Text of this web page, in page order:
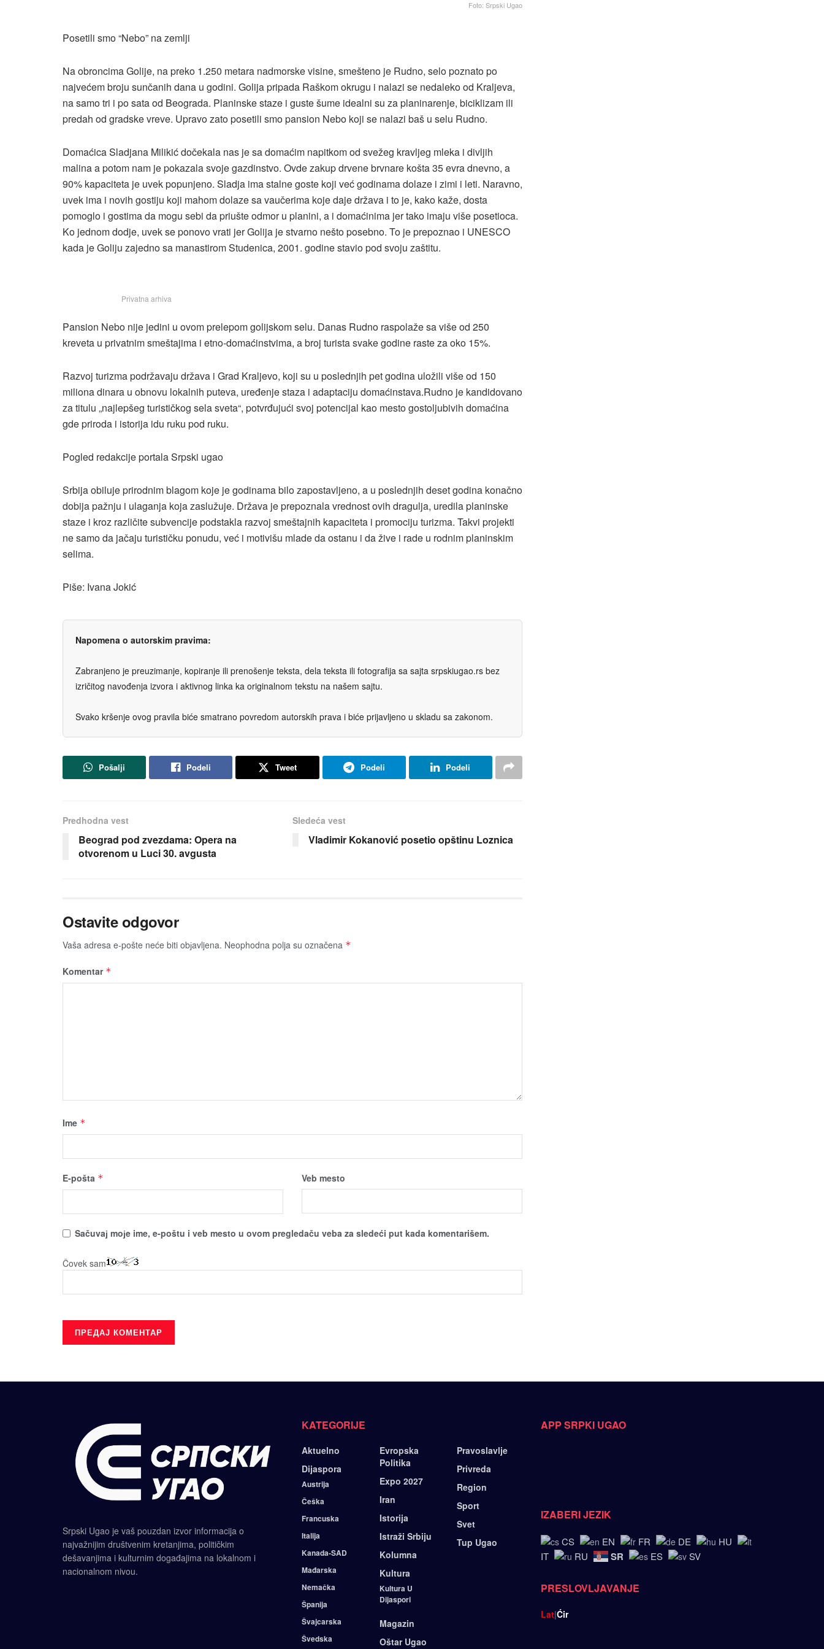
Foto: Srpski Ugao
Posetili smo “Nebo” na zemlji
Na obroncima Golije, na preko 1.250 metara nadmorske visine, smešteno je Rudno, selo poznato po
najvećem broju sunčanih dana u godini. Golija pripada Raškom okrugu i nalazi se nedaleko od Kraljeva,
na samo tri i po sata od Beograda. Planinske staze i guste šume idealni su za planinarenje, biciklizam ili
predah od gradske vreve. Upravo zato posetili smo pansion Nebo koji se nalazi baš u selu Rudno.
Domaćica Sladjana Milikić dočekala nas je sa domaćim napitkom od svežeg kravljeg mleka i divljih
malina a potom nam je pokazala svoje gazdinstvo. Ovde zakup drvene brvnare košta 35 evra dnevno, a
90% kapaciteta je uvek popunjeno. Sladja ima stalne goste koji već godinama dolaze i zimi i leti. Naravno,
uvek ima i novih gostiju koji mahom dolaze sa vaučerima koje daje država i to je, kako kaže, dosta
pomoglo i gostima da mogu sebi da priušte odmor u planini, a i domaćinima jer tako imaju više posetioca.
Ko jednom dodje, uvek se ponovo vrati jer Golija je stvarno nešto posebno. To je prepoznao i UNESCO
kada je Goliju zajedno sa manastirom Studenica, 2001. godine stavio pod svoju zaštitu.
Privatna arhiva
Pansion Nebo nije jedini u ovom prelepom golijskom selu. Danas Rudno raspolaže sa više od 250
kreveta u privatnim smeštajima i etno-domaćinstvima, a broj turista svake godine raste za oko 15%.
Razvoj turizma podržavaju država i Grad Kraljevo, koji su u poslednjih pet godina uložili više od 150
miliona dinara u obnovu lokalnih puteva, uređenje staza i adaptaciju domaćinstava.Rudno je kandidovano
za titulu „najlepšeg turističkog sela sveta“, potvrđujući svoj potencijal kao mesto gostoljubivih domaćina
gde priroda i istorija idu ruku pod ruku.
Pogled redakcije portala Srpski ugao
Srbija obiluje prirodnim blagom koje je godinama bilo zapostavljeno, a u poslednjih deset godina konačno
dobija pažnju i ulaganja koja zaslužuje. Država je prepoznala vrednost ovih dragulja, uredila planinske
staze i kroz različite subvencije podstakla razvoj smeštajnih kapaciteta i promociju turizma. Takvi projekti
ne samo da jačaju turističku ponudu, već i motivišu mlade da ostanu i da žive i rade u rodnim planinskim
selima.
Piše: Ivana Jokić
Napomena o autorskim pravima:
Zabranjeno je preuzimanje, kopiranje ili prenošenje teksta, dela teksta ili fotografija sa sajta srpskiugao.rs bez
izričitog navođenja izvora i aktivnog linka ka originalnom tekstu na našem sajtu.
Svako kršenje ovog pravila biće smatrano povredom autorskih prava i biće prijavljeno u skladu sa zakonom.
Pošalji Podeli Tweet Podeli Podeli
Predhodna vest
Beograd pod zvezdama: Opera na
otvorenom u Luci 30. avgusta
Sledeća vest
Vladimir Kokanović posetio opštinu Loznica
Ostavite odgovor
Vaša adresa e-pošte neće biti obјavljena. Neophodna polja su označena *
Komentar *
Ime *
E-pošta * Veb mesto
Sačuvaј moјe ime, e-poštu i veb mesto u ovom pregledaču veba za sledeći put kada komentarišem.
Čovek sam
Srpski Ugao je vaš pouzdan izvor informacija o
najvažnijim društvenim kretanjima, političkim
dešavanjima i kulturnim događajima na lokalnom i
nacionalnom nivou.
KATEGORIJE
Aktuelno
Dijaspora
Austrija
Češka
Francuska
Italija
Kanada-SAD
Mađarska
Nemačka
Španija
Švajcarska
Švedska
Evropska
Politika
Expo 2027
Iran
Istorija
Istraži Srbiju
Kolumna
Kultura
Kultura U
Dijaspori
Magazin
Oštar Ugao
Pravoslavlje
Privreda
Region
Sport
Svet
Tup Ugao
APP SRPKI UGAO
IZABERI JEZIK
CS EN FR DE
HU
IT
RU SR ES SV
PRESLOVLJAVANJE
Lat|Ćir